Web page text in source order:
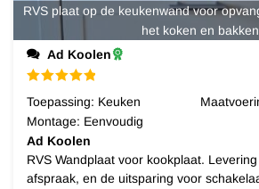
RVS plaat op de keukenwand voor
het koken en
Ad Koolen
Gewaardeerd
5uit 5
Toepassing: Keuken
Montage: Eenvoudig
Ad Koolen
RVS Wandplaat voor kookplaat.
afspraak, en de uitsparing voor